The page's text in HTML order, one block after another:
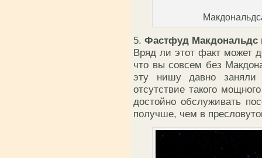
5. Фастфуд Макдональдс
Вряд ли этот факт может
что вы совсем без
эту нишу давно заняли
отсутствие такого
достойно обслуживать
получше, чем в